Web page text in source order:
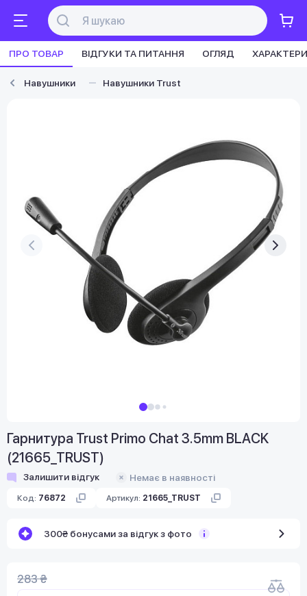
ПРО ТОВАР ВІДГУКИ ТА ПИТАННЯ ОГЛЯД
Навушники Навушники Trust
Гарнитура Trust Primo Chat 3.5mm BLACK
(21665_TRUST)
Залишити відгук Немає в наявності
Код: 76872 Артикул: 21665_TRUST
300₴ бонусами за відгук з фото
283 ₴